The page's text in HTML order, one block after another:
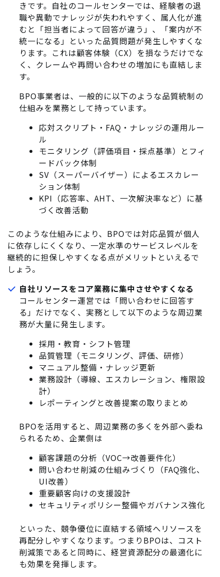
きです。自社のコールセンターでは、経験者の退
職や異動でナレッジが失われやすく、属人化が進
むと「担当者によって回答が違う」、「案内が不
統一になる」といった品質問題が発生しやすくな
ります。これは顧客体験（CX）を損なうだけでな
く、クレームや再問い合わせの増加にも直結しま
す。
BPO事業者は、一般的に以下のような品質統制の
仕組みを業務として持っています。
応対スクリプト・FAQ・ナレッジの運用ルー
ル
モニタリング（評価項目・採点基準）とフィ
ードバック体制
SV（スーパーバイザー）によるエスカレー
ション体制
KPI（応答率、AHT、一次解決率など）に基
づく改善活動
このような仕組みにより、BPOでは対応品質が個人
に依存しにくくなり、一定水準のサービスレベルを
継続的に担保しやすくなる点がメリットといえるで
しょう。
自社リソースをコア業務に集中させやすくなる
コールセンター運営では「問い合わせに回答す
る」だけでなく、実務として以下のような周辺業
務が大量に発生します。
採用・教育・シフト管理
品質管理（モニタリング、評価、研修）
マニュアル整備・ナレッジ更新
業務設計（導線、エスカレーション、権限設
計）
レポーティングと改善提案の取りまとめ
BPOを活用すると、周辺業務の多くを外部へ委ね
られるため、企業側は
顧客課題の分析（VOC→改善要件化）
問い合わせ削減の仕組みづくり（FAQ強化、
UI改善）
重要顧客向けの支援設計
セキュリティポリシー整備やガバナンス強化
といった、競争優位に直結する領域へリソースを
再配分しやすくなります。つまりBPOは、コスト
削減策であると同時に、経営資源配分の最適化に
も効果を発揮します。